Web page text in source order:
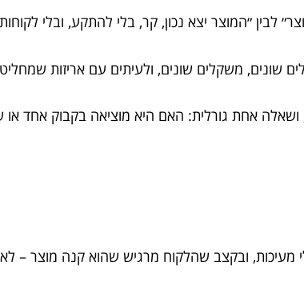
לבין ״המוצר יצא נכון, קר, בלי להתקע, ובלי
שונים, משקלים שונים, ולעיתים עם אריזות
אחת גורלית: האם היא מוציאה בקבוק אחד או
מעיכות, ובקצב שהלקוח מרגיש שהוא קנה מוצר –